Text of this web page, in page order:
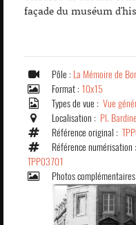
façade du muséum
Pôle : La Mémoire de
Format : 10x15
Types de vue : Vue
Localisation : Pl.
Référence original :
Référence numérisation :
TPP03701
Photos